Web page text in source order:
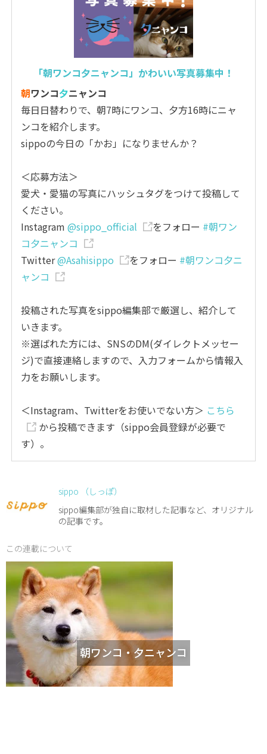
「朝ワンコ夕ニャンコ」かわいい写真募集中！
朝ワンコ夕ニャンコ
毎日日替わりで、朝7時にワンコ、夕方16時にニャ
ンコを紹介します。
sippoの今日の「かお」になりませんか？
＜応募方法＞
愛犬・愛猫の写真にハッシュタグをつけて投稿して
ください。
Instagram@sippo_official をフォロー #朝ワン
コ夕ニャンコ
Twitter@Asahisippo をフォロー #朝ワンコ夕ニ
ャンコ
投稿された写真をsippo編集部で厳選し、紹介して
いきます。
※選ばれた方には、SNSのDM(ダイレクトメッセー
ジ)で直接連絡しますので、入力フォームから情報入
力をお願いします。
＜Instagram、Twitterをお使いでない方＞ こちら
から投稿できます（sippo会員登録が必要で
す）。
sippo （しっぽ）
sippo編集部が独自に取材した記事など、オリジナル
の記事です。
この連載について
朝ワンコ・夕ニャンコ